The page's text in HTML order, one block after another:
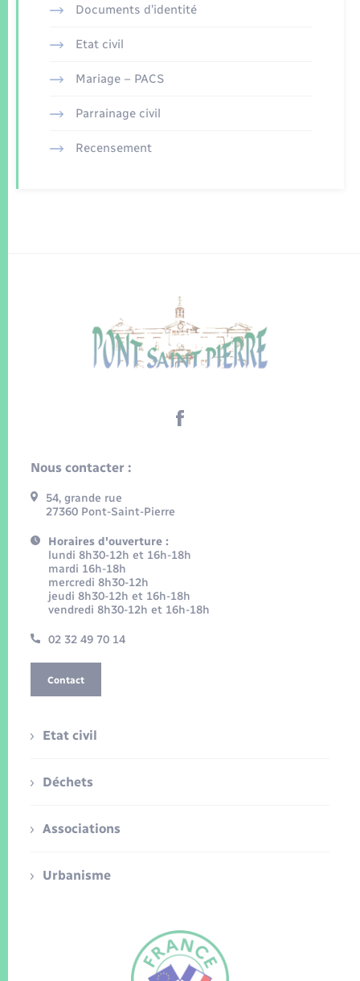
Documents d’identité
Etat civil
Mariage – PACS
Parrainage civil
Recensement
Nous contacter :
54, grande rue
27360 Pont-Saint-Pierre
Horaires d'ouverture :
lundi 8h30-12h et 16h-18h
mardi 16h-18h
mercredi 8h30-12h
jeudi 8h30-12h et 16h-18h
vendredi 8h30-12h et 16h-18h
02 32 49 70 14
Contact
Etat civil
Déchets
Associations
Urbanisme